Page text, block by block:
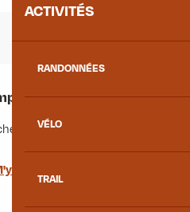
ACTIVITÉS
RANDONNÉES
VÉLO
TRAIL
de la Rua, 73300
rendre